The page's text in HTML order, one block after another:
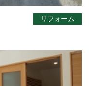
リフォーム